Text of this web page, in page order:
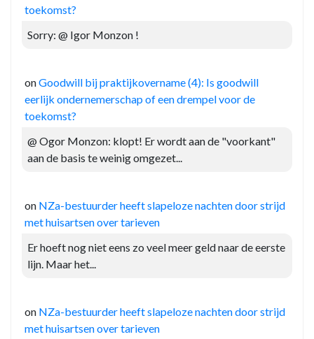
toekomst?
Sorry: @ Igor Monzon !
onGoodwill bij praktijkovername (4): Is goodwill
eerlijk ondernemerschap of een drempel voor de
toekomst?
@ Ogor Monzon: klopt! Er wordt aan de "voorkant"
aan de basis te weinig omgezet...
on NZa-bestuurder heeft slapeloze nachten door strijd
met huisartsen over tarieven
Er hoeft nog niet eens zo veel meer geld naar de eerste
lijn. Maar het...
on NZa-bestuurder heeft slapeloze nachten door strijd
met huisartsen over tarieven